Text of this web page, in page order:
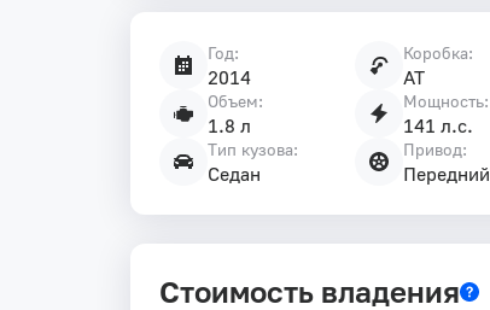
Год:
2014
Коробка:
AT
Объем:
1.8 л
Мощность:
141 л.с.
Тип кузова:
Седан
Привод:
Передний
Стоимость владения